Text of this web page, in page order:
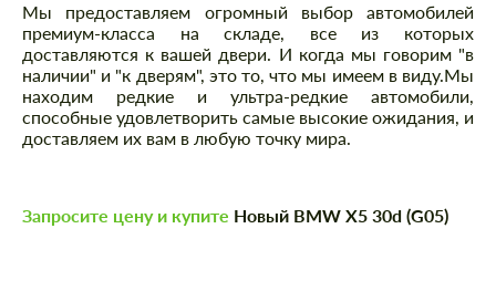
Мы предоставляем огромный выбор автомобилей
премиум-класса на складе, все из которых
доставляются к вашей двери. И когда мы говорим "в
наличии" и "к дверям", это то, что мы имеем в виду.Мы
находим редкие и ультра-редкие автомобили,
способные удовлетворить самые высокие ожидания, и
доставляем их вам в любую точку мира.
Запросите цену и купите Новый BMW X5 30d (G05)